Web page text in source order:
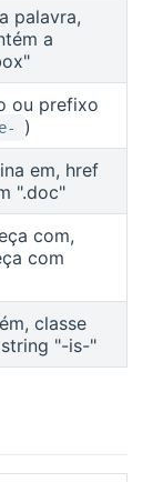
palavra,
a
ou prefixo
)
em, href
".doc"
com,
com
classe
"-is-"